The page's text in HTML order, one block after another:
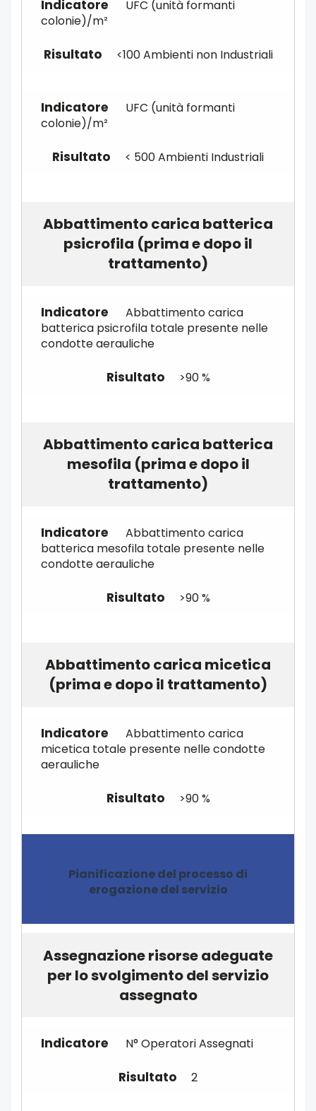
UFC (unità formanti
colonie)/m²
<100 Ambienti non Industriali
UFC (unità formanti
colonie)/m²
< 500 Ambienti Industriali
Abbattimento carica batterica
psicrofila (prima e dopo il
trattamento)
Abbattimento carica
batterica psicrofila totale presente nelle
condotte aerauliche
>90 %
Abbattimento carica batterica
mesofila (prima e dopo il
trattamento)
Abbattimento carica
batterica mesofila totale presente nelle
condotte aerauliche
>90 %
Abbattimento carica micetica
(prima e dopo il trattamento)
Abbattimento carica
micetica totale presente nelle condotte
aerauliche
>90 %
Pianificazione del processo di
erogazione del servizio
Assegnazione risorse adeguate
per lo svolgimento del servizio
assegnato
N° Operatori Assegnati
2